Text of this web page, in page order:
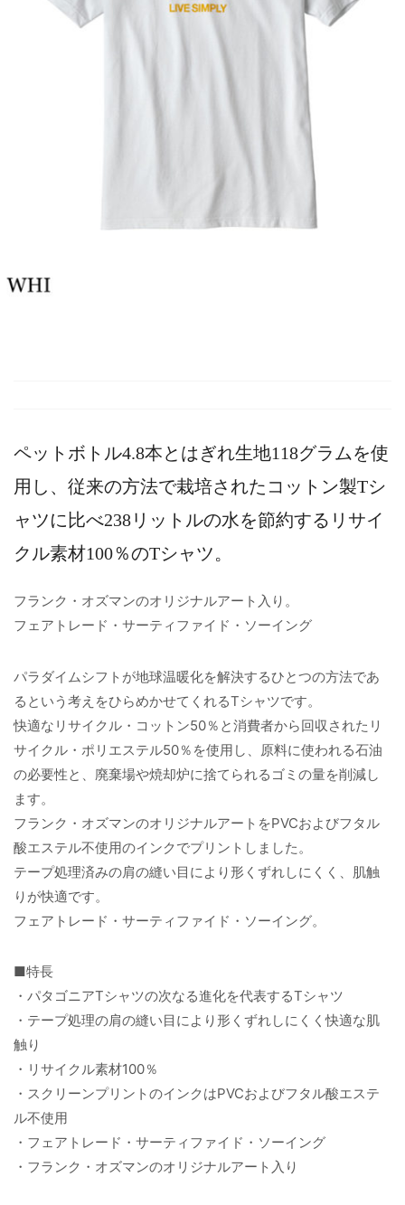
ペットボトル4.8本とはぎれ生地118グラムを使
用し、従来の方法で栽培されたコットン製Tシ
ャツに比べ238リットルの水を節約するリサイ
クル素材100％のTシャツ。
フランク・オズマンのオリジナルアート入り。
フェアトレード・サーティファイド・ソーイング
パラダイムシフトが地球温暖化を解決するひとつの方法であ
るという考えをひらめかせてくれるTシャツです。
快適なリサイクル・コットン50％と消費者から回収されたリ
サイクル・ポリエステル50％を使用し、原料に使われる石油
の必要性と、廃棄場や焼却炉に捨てられるゴミの量を削減し
ます。
フランク・オズマンのオリジナルアートをPVCおよびフタル
酸エステル不使用のインクでプリントしました。
テープ処理済みの肩の縫い目により形くずれしにくく、肌触
りが快適です。
フェアトレード・サーティファイド・ソーイング。
■特長
・パタゴニアTシャツの次なる進化を代表するTシャツ
・テープ処理の肩の縫い目により形くずれしにくく快適な肌
触り
・リサイクル素材100％
・スクリーンプリントのインクはPVCおよびフタル酸エステ
ル不使用
・フェアトレード・サーティファイド・ソーイング
・フランク・オズマンのオリジナルアート入り